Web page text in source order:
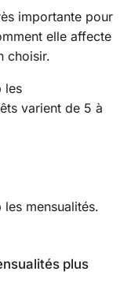
importante pour
elle affecte
choisir.
les
varient de 5 à
mensualités.
plus